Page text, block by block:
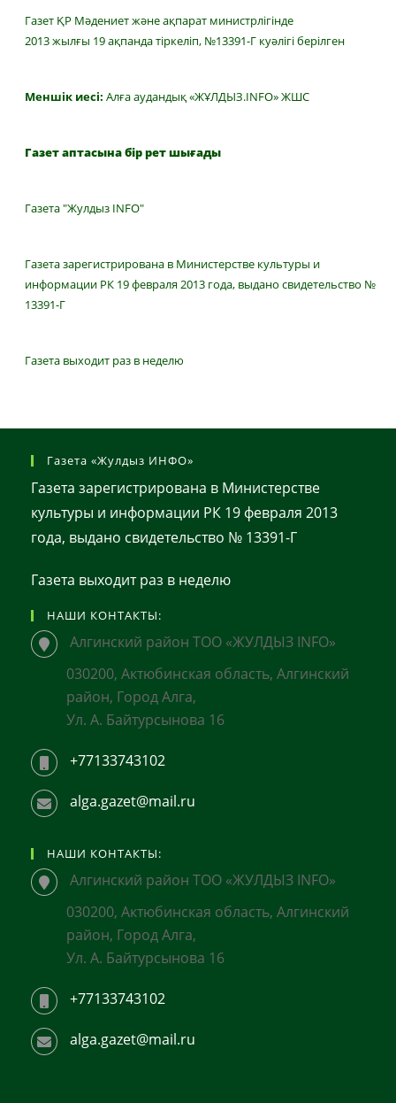
Газет ҚР Мәдениет және ақпарат министрлігінде
2013 жылғы 19 ақпанда тіркеліп, №13391-Г куәлігі берілген
Меншік иесі: Алға аудандық «ЖҰЛДЫЗ.INFO» ЖШС
Газет аптасына бір рет шығады
Газета "Жулдыз INFO"
Газета зарегистрирована в Министерстве культуры и
информации РК 19 февраля 2013 года, выдано свидетельство №
13391-Г
Газета выходит раз в неделю
Газета «Жулдыз ИНФО»
Газета зарегистрирована в Министерстве
культуры и информации РК 19 февраля 2013
года, выдано свидетельство № 13391-Г
Газета выходит раз в неделю
НАШИ КОНТАКТЫ:
Алгинский район ТОО «ЖУЛДЫЗ INFO»
030200, Актюбинская область, Алгинский
район, Город Алга,
Ул. А. Байтурсынова 16
+77133743102
alga.gazet@mail.ru
НАШИ КОНТАКТЫ:
Алгинский район ТОО «ЖУЛДЫЗ INFO»
030200, Актюбинская область, Алгинский
район, Город Алга,
Ул. А. Байтурсынова 16
+77133743102
alga.gazet@mail.ru